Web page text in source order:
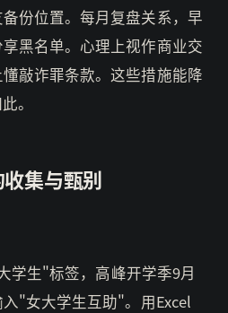
份位置。每月复盘关系，早
黑名单。心理上视作商业交
敲诈罪条款。这些措施能降
。
集与甄别
学生"标签，高峰开学季9月
"女大学生互助"。用Excel